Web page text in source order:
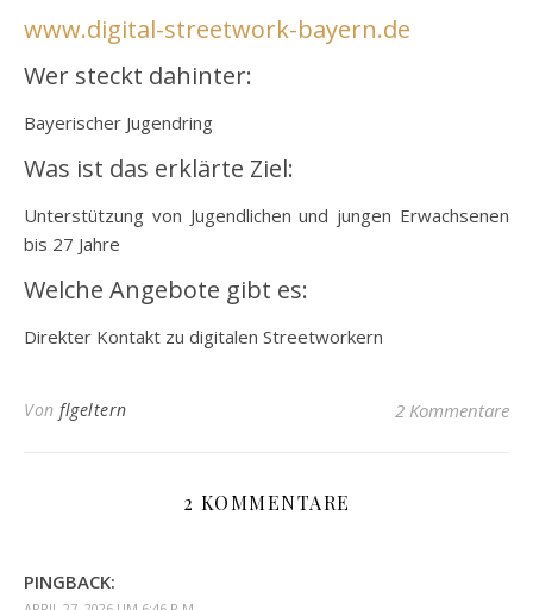
www.digital-streetwork-bayern.de
Wer steckt dahinter:
Bayerischer Jugendring
Was ist das erklärte Ziel:
Unterstützung von Jugendlichen und jungen Erwachsenen
bis 27 Jahre
Welche Angebote gibt es:
Direkter Kontakt zu digitalen Streetworkern
Von flgeltern 2 Kommentare
2 KOMMENTARE
PINGBACK: